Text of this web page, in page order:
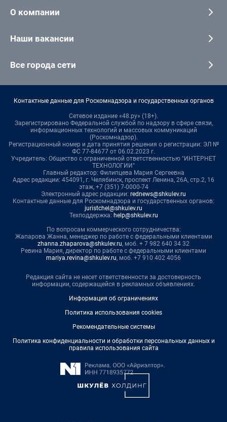
О компании
Наши вакансии
Все города сети
Контактные данные для Роскомнадзора и государственных органов
Сетевое издание «48.ру» (18+).
Зарегистрировано Федеральной службой по надзору в сфере связи,
информационных технологий и массовых коммуникаций
(Роскомнадзор).
Регистрационный номер и дата принятия решения о регистрации: ЭЛ №
ФС 77-84677 от 06.02.2023 г.
Учредитель: Общество с ограниченной ответственностью "ИНТЕРНЕТ
ТЕХНОЛОГИИ"
Главный редактор: Филипцева Мария Сергеевна
Адрес редакции: 454091, г. Челябинск, проспект Ленина, 26А, стр.2, 16
этаж, +7 (351) 7-0000-74
Электронный адрес редакции: rednews@shkulev.ru
Контактные данные для Роскомнадзора и государственных органов:
juristchel@shkulev.ru
Техподдержка: help@shkulev.ru
По вопросам коммерческого сотрудничества:
Жапарова Жанна, менеджер по работе с федеральными клиентами
zhanna.zhaparova@shkulev.ru, моб. + 7 982 640 34 32
Ревина Мария, директор по работе с федеральными клиентами
mariya.revina@shkulev.ru, моб. +7 910 402 4056
Редакция сайта не несет ответственности за достоверность
информации, содержащейся в рекламных объявлениях.
Информация об ограничениях
Политика использования cookies
Рекомендательные системы
Политика конфиденциальности и обработки персональных данных и
правила использования сайта